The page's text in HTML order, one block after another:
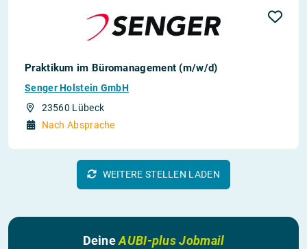
Praktikum im Büromanagement (m/w/d)
Senger Holstein GmbH
23560 Lübeck
Nach Absprache
WEITERE STELLEN LADEN
DeineAUBI-plus Jobmail